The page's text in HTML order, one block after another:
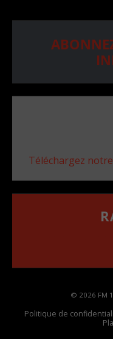
Téléchargez
© 2026 FM
Politique de